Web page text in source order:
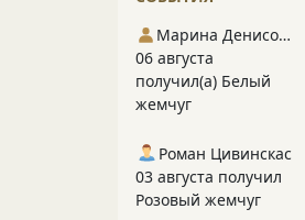
Марина Денисова 5
06 августа
получил(а) Белый
жемчуг
Роман Цивинскас
03 августа получил
Розовый жемчуг